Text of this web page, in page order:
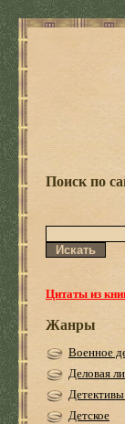
Поиск по
Цитаты из
Жанры
Военное
Деловая
Детское